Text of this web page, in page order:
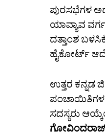
ಪುರಸಭೆಗಳ
ಯಾವ್ಯಾವ
ದತ್ತಾಂಶ
ಹೈಕೋರ್ಟ್‌
ಉತ್ತರ ಕನ್ನಡ
ಸದಸ್ಯರು